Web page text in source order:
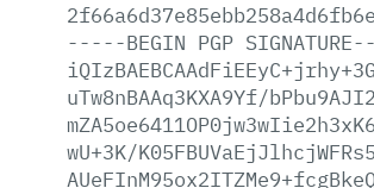
-----BEGIN PGP
uTw8nBAAq3KXA9Yf/
wU+3K/